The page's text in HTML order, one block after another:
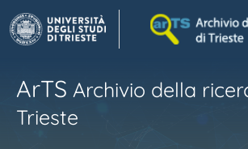
ArTS Archivio della
Trieste